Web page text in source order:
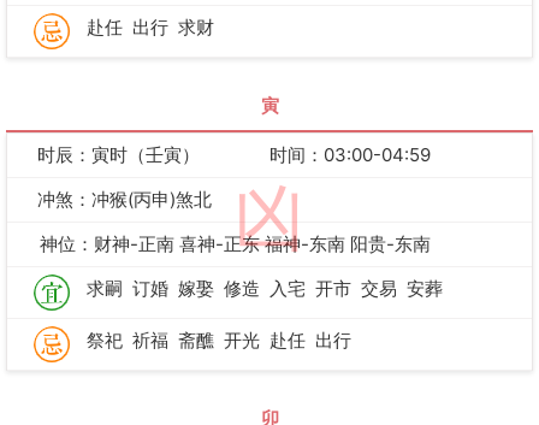
赴任 出行 求财
寅
凶
时辰：寅时（壬寅）
时间：03:00-04:59
冲煞：冲猴(丙申)煞北
神位：财神-正南 喜神-正东 福神-东南 阳贵-东南
求嗣 订婚 嫁娶 修造 入宅 开市 交易 安葬
祭祀 祈福 斋醮 开光 赴任 出行
卯